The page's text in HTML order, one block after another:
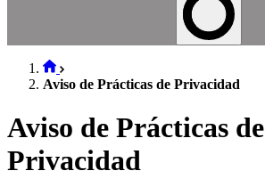
Aviso de Prácticas de Privacidad
Aviso de Prácticas de
Privacidad